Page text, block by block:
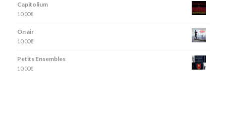
Capitolium
10,00€
On air
10,00€
Petits Ensembles
10,00€